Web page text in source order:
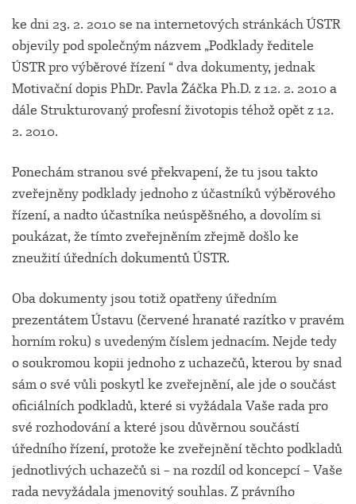
ke dni 23. 2. 2010 se na internetových stránkách ÚSTR
objevily pod společným názvem „Podklady ředitele
ÚSTR pro výběrové řízení “ dva dokumenty, jednak
Motivační dopis PhDr. Pavla Žáčka Ph.D. z 12. 2. 2010 a
dále Strukturovaný profesní životopis téhož opět z 12.
2. 2010.
Ponechám stranou své překvapení, že tu jsou takto
zveřejněny podklady jednoho z účastníků výběrového
řízení, a nadto účastníka neúspěšného, a dovolím si
poukázat, že tímto zveřejněním zřejmě došlo ke
zneužití úředních dokumentů ÚSTR.
Oba dokumenty jsou totiž opatřeny úředním
prezentátem Ústavu (červené hranaté razítko v pravém
horním roku) s uvedeným číslem jednacím. Nejde tedy
o soukromou kopii jednoho z uchazečů, kterou by snad
sám o své vůli poskytl ke zveřejnění, ale jde o součást
oficiálních podkladů, které si vyžádala Vaše rada pro
své rozhodování a které jsou důvěrnou součástí
úředního řízení, protože ke zveřejnění těchto podkladů
jednotlivých uchazečů si – na rozdíl od koncepcí – Vaše
rada nevyžádala jmenovitý souhlas. Z právního